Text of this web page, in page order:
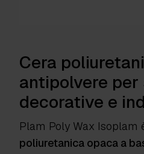
Cera
antipolvere
decorative e
Plam Poly Wax Isoplam
poliuretanica opaca a